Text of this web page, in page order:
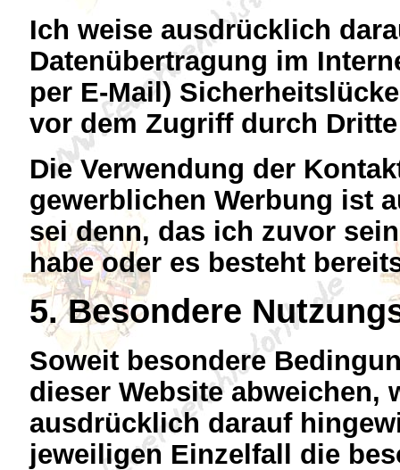
Ich weise ausdrücklich
Datenübertragung im
per E-Mail)
vor dem Zugriff durch
Die Verwendung der
gewerblichen Werbung ist
sei denn, das ich zuvor
habe oder es besteht
5. Besondere
Soweit besondere
dieser Website abweichen,
ausdrücklich darauf
jeweiligen Einzelfall die